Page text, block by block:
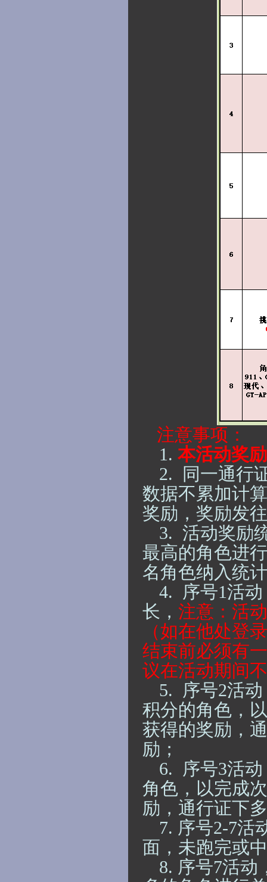
注意事项：
1. 本活动奖
2.
同一通行
数据不累加计
奖励 ， 奖励发
3. 活动奖励
最高的角色进
名角色纳入统
4.
序号1活
长， 注意：活
（如在他处登
结束前必须有
议在活动期间
5.
序号2活
积分的角色，
获得的奖励，
励；
6.
序号3活
角色，以完成
励，通行证下
7. 序号2-7活
面，未跑完或
8. 序号7活动